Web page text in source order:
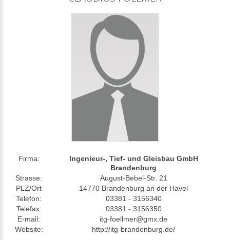
Firma:
Ingenieur-, Tief- und Gleisbau GmbH
Brandenburg
Strasse:
August-Bebel-Str. 21
PLZ/Ort
14770 Brandenburg an der Havel
Telefon:
03381 - 3156340
Telefax:
03381 - 3156350
E-mail:
itg-foellmer@gmx.de
Website:
http://itg-brandenburg.de/